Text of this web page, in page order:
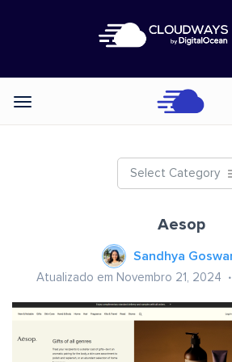
Categories
Select Category
Aesop
Sandhya
Atualizado em Novembro 21, 2024